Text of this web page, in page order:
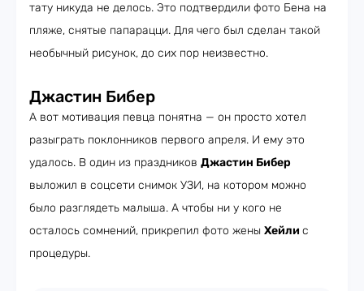
тату никуда не делось. Это подтвердили фото Бена на
пляже, снятые папарацци. Для чего был сделан такой
необычный рисунок, до сих пор неизвестно.
Джастин Бибер
А вот мотивация певца понятна — он просто хотел
разыграть поклонников первого апреля. И ему это
удалось. В один из праздников Джастин Бибер
выложил в соцсети снимок УЗИ, на котором можно
было разглядеть малыша. А чтобы ни у кого не
осталось сомнений, прикрепил фото жены Хейли с
процедуры.